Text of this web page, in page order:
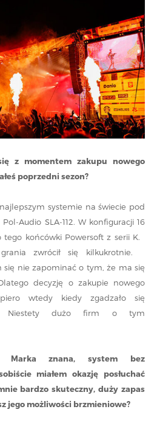
z momentem zakupu nowego
poprzedni sezon?
systemie na świecie pod
Audio SLA-112. W konfiguracji 16
tego końcówki Powersoft z serii K.
zwrócił się kilkukrotnie.
się nie zapominać o tym, że ma się
decyzję o zakupie nowego
wtedy kiedy zgadzało się
Niestety dużo firm o tym
Marka znana, system bez
miałem okazję posłuchać
bardzo skuteczny, duży zapas
jego możliwości brzmieniowe?